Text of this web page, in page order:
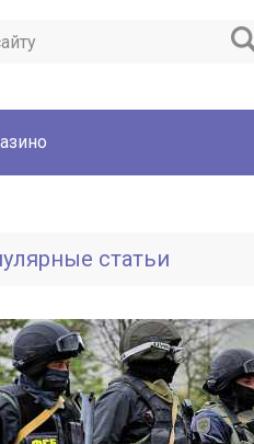
статьи